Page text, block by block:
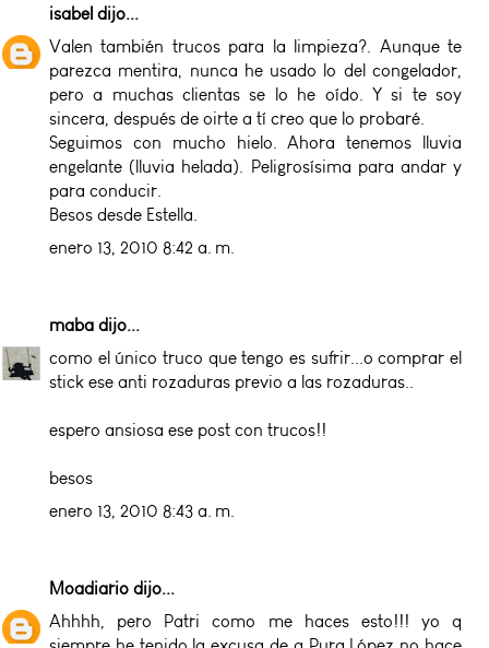
isabel dijo...
Valen también trucos para la limpieza?. Aunque te
parezca mentira, nunca he usado lo del congelador,
pero a muchas clientas se lo he oído. Y si te soy
sincera, después de oirte a tí creo que lo probaré.
Seguimos con mucho hielo. Ahora tenemos lluvia
engelante (lluvia helada). Peligrosísima para andar y
para conducir.
Besos desde Estella.
enero 13, 2010 8:42 a. m.
maba dijo...
como el único truco que tengo es sufrir...o comprar el
stick ese anti rozaduras previo a las rozaduras..
espero ansiosa ese post con trucos!!
besos
enero 13, 2010 8:43 a. m.
Moadiario dijo...
Ahhhh, pero Patri como me haces esto!!! yo q